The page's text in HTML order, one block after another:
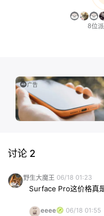
8位
广告
讨论 2
野生大魔王 06/18 01:23
Surface Pro这价格真
eeee 06/18 01:55